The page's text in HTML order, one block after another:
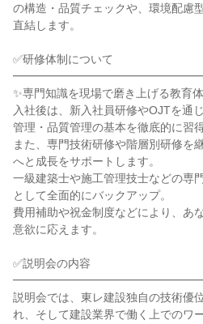
の構造・品質チェックや、環境配慮
直結します。
✅研修体制について
✨専門知識を現場で磨き上げる教育
入社後は、新入社員研修やOJTを通
管理・品質管理の基本を徹底的に習
また、専門技術研修や階層別研修を
へと成長をサポートします。
一級建築士や施工管理技士などの専
として全面的にバックアップ。
費用補助や祝金制度などにより、あ
意欲に応えます。
✅説明会の内容
説明会では、東レ建設独自の技術優
れ、そして建設業界で働く上でのワ